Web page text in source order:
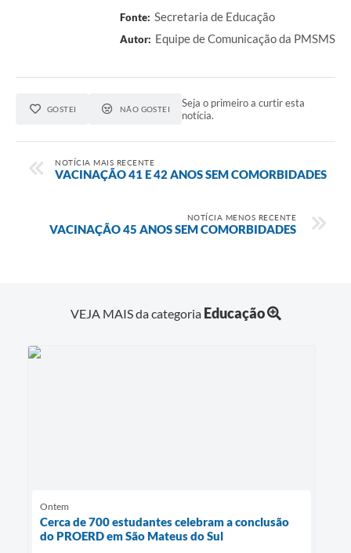
Arquivos para Download
Carta de Serviços
Galeria de Vídeos
Legislação
Briefing de Ações, Divulgações e Eventos
Fonte: Secretaria de Educação
Autor: Equipe de Comunicação da PMSMS
GOSTEI NÃO GOSTEI
Seja o primeiro a curtir esta
notícia.
NOTÍCIA MAIS RECENTE
VACINAÇÃO 41 E 42 ANOS SEM COMORBIDADES
NOTÍCIA MENOS RECENTE
VACINAÇÃO 45 ANOS SEM COMORBIDADES
VEJA MAIS da categoria Educação
Ontem
Cerca de 700 estudantes celebram a conclusão
do PROERD em São Mateus do Sul